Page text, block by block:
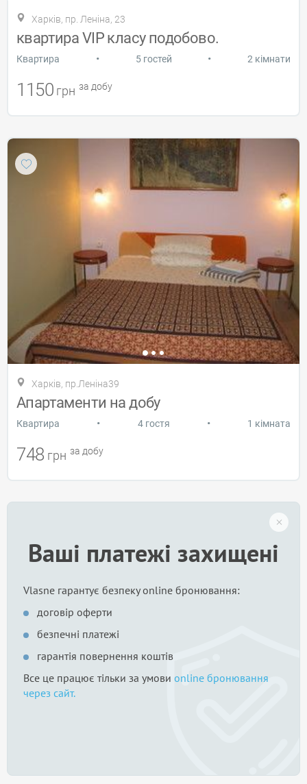
Харків, пр. Леніна, 23
квартира VIP класу подобово.
Квартира • 5 гостей • 2 кімнати
1150 грн за добу
Харків, пр.Леніна39
Апартаменти на добу
Квартира • 4 гостя • 1 кімната
748 грн за добу
Ваші платежі захищені
Vlasne гарантує безпеку online бронювання:
договір оферти
безпечні платежі
гарантія повернення коштів
Все це працює тільки за умови online бронювання
через сайт.